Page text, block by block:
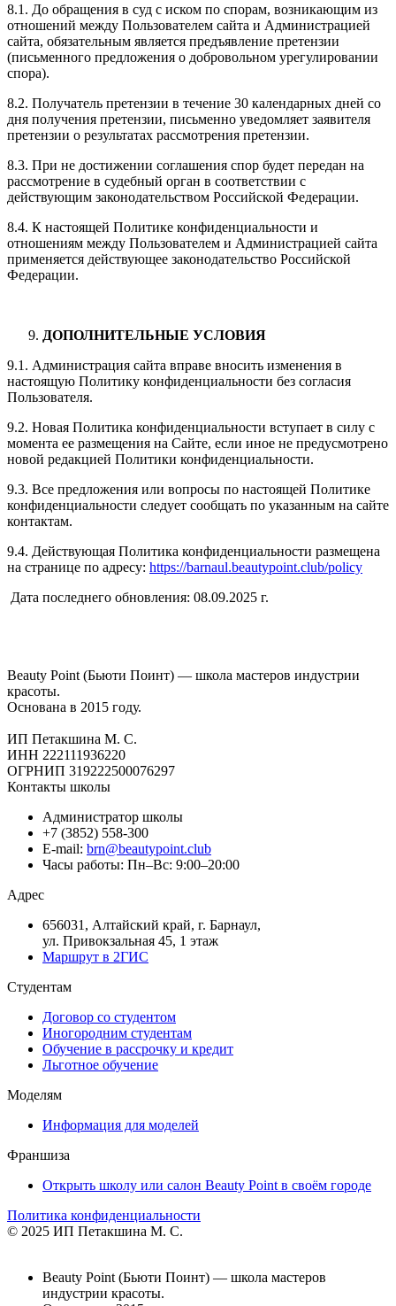
8.1. До обращения в суд с иском по спорам, возникающим из
отношений между Пользователем сайта и Администрацией
сайта, обязательным является предъявление претензии
(письменного предложения о добровольном урегулировании
спора).
8.2. Получатель претензии в течение 30 календарных дней со
дня получения претензии, письменно уведомляет заявителя
претензии о результатах рассмотрения претензии.
8.3. При не достижении соглашения спор будет передан на
рассмотрение в судебный орган в соответствии с
действующим законодательством Российской Федерации.
8.4. К настоящей Политике конфиденциальности и
отношениям между Пользователем и Администрацией сайта
применяется действующее законодательство Российской
Федерации.
ДОПОЛНИТЕЛЬНЫЕ УСЛОВИЯ
9.1. Администрация сайта вправе вносить изменения в
настоящую Политику конфиденциальности без согласия
Пользователя.
9.2. Новая Политика конфиденциальности вступает в силу с
момента ее размещения на Сайте, если иное не предусмотрено
новой редакцией Политики конфиденциальности.
9.3. Все предложения или вопросы по настоящей Политике
конфиденциальности следует сообщать по указанным на сайте
контактам.
9.4. Действующая Политика конфиденциальности размещена
на странице по адресу: https://barnaul.beautypoint.club/policy
Дата последнего обновления: 08.09.2025 г.
Beauty Point (Бьюти Поинт) — школа мастеров индустрии
красоты.
Основана в 2015 году.
ИП Петакшина М. С.
ИНН 222111936220
ОГРНИП 319222500076297
Контакты школы
Администратор школы
+7 (3852) 558-300
E-mail: brn@beautypoint.club
Часы работы: Пн–Вс: 9:00–20:00
Адрес
656031, Алтайский край, г. Барнаул,
ул. Привокзальная 45, 1 этаж
Маршрут в 2ГИС
Студентам
Договор со студентом
Иногородним студентам
Обучение в рассрочку и кредит
Льготное обучение
Моделям
Информация для моделей
Франшиза
Открыть школу или салон Beauty Point в своём городе
Политика конфиденциальности
© 2025 ИП Петакшина М. С.
Beauty Point (Бьюти Поинт) — школа мастеров
индустрии красоты.